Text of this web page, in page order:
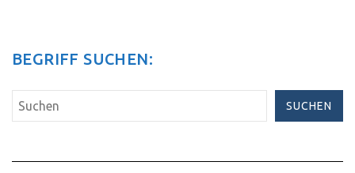
BEGRIFF SUCHEN:
SUCHEN